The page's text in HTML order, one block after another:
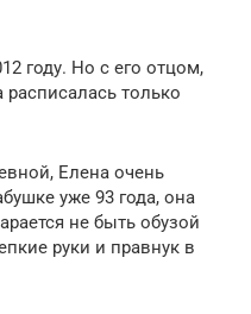
году. Но с его отцом,
только
Елена очень
уже 93 года, она
не быть обузой
руки и правнук в